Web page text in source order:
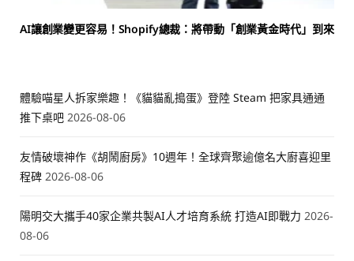
AI讓創業變更容易！Shopify總裁：將帶動「創業黃金時代」到來
體驗喵星人拆家樂趣！《貓貓亂搗蛋》登陸 Steam 把家具通通
推下桌吧 2026-08-06
友情破壞神作《胡鬧廚房》10週年！全球齊聚逾億名大廚喜迎里
程碑 2026-08-06
陽明交大攜手40家企業共製AI人才培育系統 打造AI即戰力 2026-
08-06